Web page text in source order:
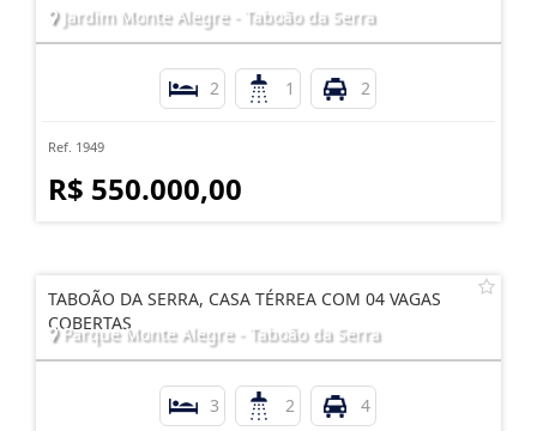
Jardim Monte Alegre - Taboão da Serra
2 1 2
Ref. 1949
R$ 550.000,00
TABOÃO DA SERRA, CASA TÉRREA COM 04 VAGAS
COBERTAS
Parque Monte Alegre - Taboão da Serra
3 2 4